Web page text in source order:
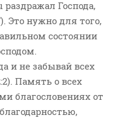
Господа,
Это нужно для того,
состоянии
и не забывай всех
Память о всех
благословениях от